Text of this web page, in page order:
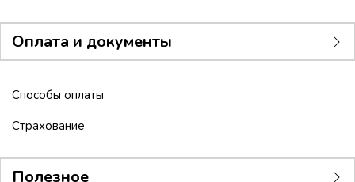
Оплата и документы
Способы оплаты
Страхование
Полезное